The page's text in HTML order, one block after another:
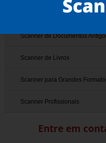
Scanner de Documentos
Scanner de Documentos
Scanner de Livros
Scanner para Grandes
Scanner Profissionais
Entre em